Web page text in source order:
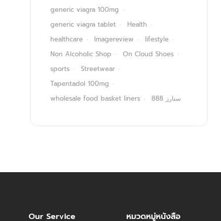
generic viagra 100mg
generic viagra tablet
Health
healthcare
Imagereview
lifestyle
Non Alcoholic Shop
On Cloud Shoes
sports
Streetwear
Tapentadol 100mg
wholesale food basket liners
ستارز 888
Our Service หมวดหมู่หนังสือ